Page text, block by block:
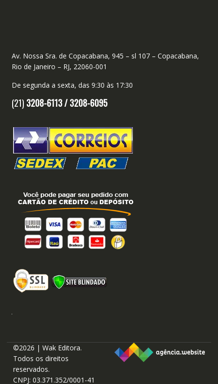
Av. Nossa Sra. de Copacabana, 945 – sl 107 – Copacabana,
Rio de Janeiro – RJ, 22060-001
De segunda a sexta, das 9:30 às 17:30
(21) 3208-6113 /3208-6095
©2026 | Wak Editora.
Todos os direitos
reservados.
CNPJ: 03.371.352/0001-41